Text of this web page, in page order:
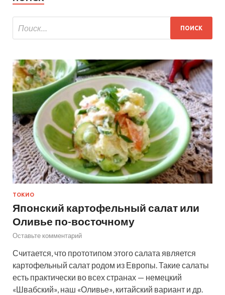
ТОКИО
Японский картофельный салат или
Оливье по-восточному
Оставьте комментарий
Считается, что прототипом этого салата является
картофельный салат родом из Европы. Такие салаты
есть практически во всех странах — немецкий
«Швабский», наш «Оливье», китайский вариант и др.